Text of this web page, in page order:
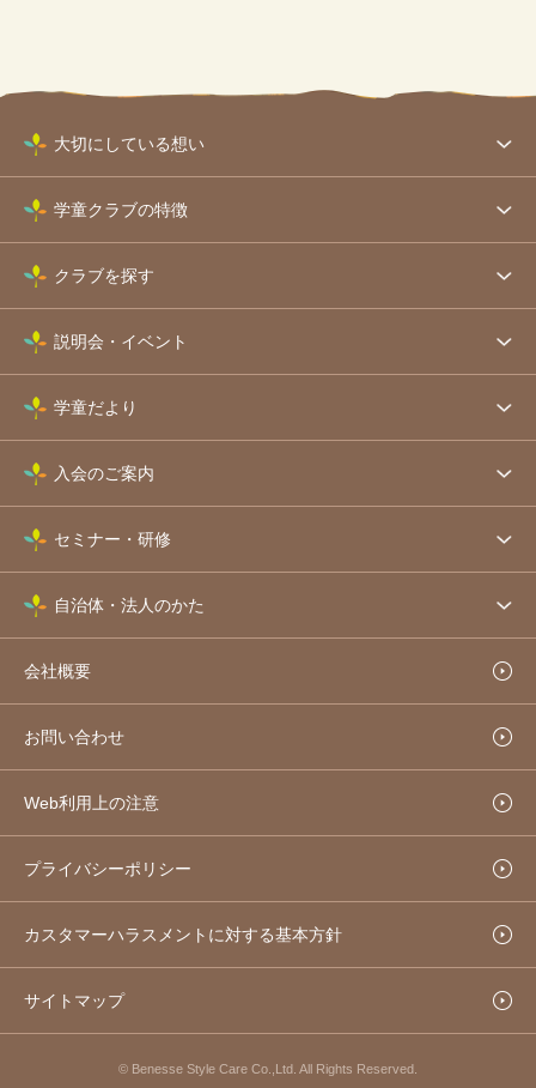
大切にしている想い
学童クラブの特徴
クラブを探す
説明会・イベント
学童だより
入会のご案内
セミナー・研修
自治体・法人のかた
会社概要
お問い合わせ
Web利用上の注意
プライバシーポリシー
カスタマーハラスメントに対する基本方針
サイトマップ
© Benesse Style Care Co.,Ltd. All Rights Reserved.